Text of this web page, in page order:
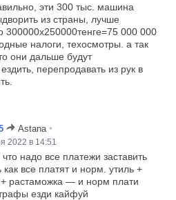
эти 300 тыс. машина
из страны, лучше
300000х250000тенге=75 000 000
налоги, техосмотры. а так
они дальше будут
перепродавать из рук в
Astana •
2022 в 14:51
надо все платежи заставить
как все платят и норм. утиль +
+ растаможка — и норм плати
езди кайфуй